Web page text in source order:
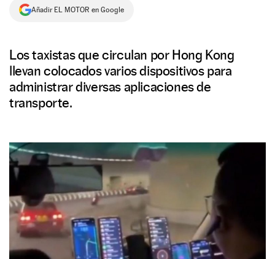
SÍGUENOSAñadir EL MOTOR en Google
Los taxistas que circulan por Hong Kong
llevan colocados varios dispositivos para
administrar diversas aplicaciones de
transporte.